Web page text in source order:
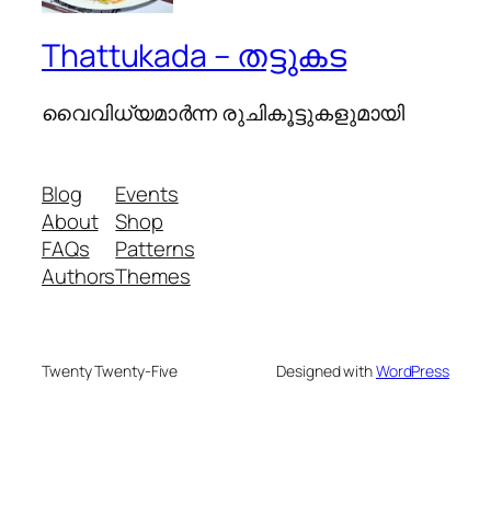
Thattukada – തട്ടുകട
വൈവിധ്യമാര്‍ന്ന രുചികൂട്ടുകളുമായി
Blog
About
FAQs
Authors
Events
Shop
Patterns
Themes
Twenty Twenty-Five Designed withWordPress